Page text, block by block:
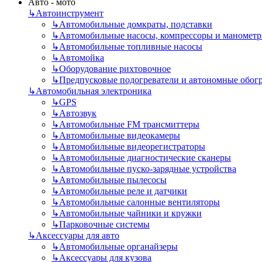
Авто - мото
↳Автоинструмент
↳Автомобильные домкраты, подставки
↳Автомобильные насосы, компрессоры и
↳Автомобильные топливные насосы
↳Автомойка
↳Оборудование рихтовочное
↳Предпусковые подогреватели и автономные
↳Автомобильная электроника
↳GPS
↳Автозвук
↳Автомобильные FM трансмиттеры
↳Автомобильные видеокамеры
↳Автомобильные видеорегистраторы
↳Автомобильные диагностические сканеры
↳Автомобильные пуско-зарядные устройства
↳Автомобильные пылесосы
↳Автомобильные реле и датчики
↳Автомобильные салонные вентиляторы
↳Автомобильные чайники и кружки
↳Парковочные системы
↳Аксессуары для авто
↳Автомобильные органайзеры
↳Аксессуары для кузова